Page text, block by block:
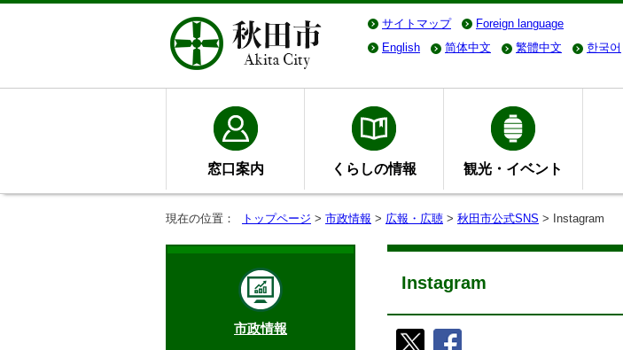
サイトマップ Foreign language
English
简体中文 繁體中文 한국어
窓口案内 くらしの情報 観光・イベント
現在の位置： トップページ > 市政情報 > 広報・広聴 > 秋田市公式SNS > Instagram
Instagram
市政情報